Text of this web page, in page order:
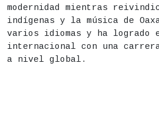
Precio
Apertura de puertas: 21h
modernidad mientras
indígenas y la música de
varios idiomas y ha logrado
internacional con una
a nivel global.